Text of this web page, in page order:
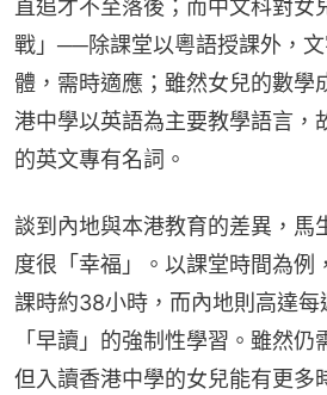
直追才不至落後；而中文科對女
戰」──除課堂以粵語授課外，
體，需時適應；雖然女兒的數學
港中學以英語為主要教學語言，
的英文專有名詞。
談到內地與本港教育的差異，馬
度很「幸福」。以課堂時間為例
課時約38小時，而內地則高達
「早讀」的強制性學習。雖然仍
但入讀香港中學的女兒能有更多